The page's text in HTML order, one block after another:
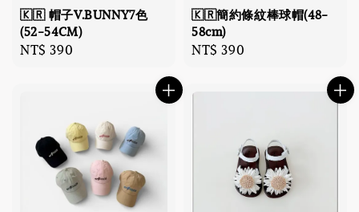
🇰🇷 帽子V.BUNNY7色
(52-54CM)
Regular
NT$ 390
🇰🇷簡約條紋棒球帽(48-
58cm)
Regular
NT$ 390